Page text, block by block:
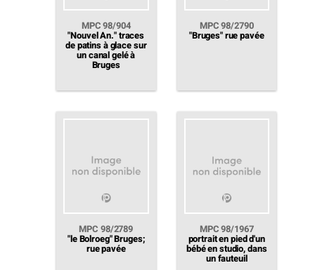
MPC 98/904
"Nouvel An." traces
de patins à glace sur
un canal gelé à
Bruges
MPC 98/2790
"Bruges" rue pavée
MPC 98/2789
"le Bolroeg" Bruges;
rue pavée
MPC 98/1967
portrait en pied d'un
bébé en studio, dans
un fauteuil